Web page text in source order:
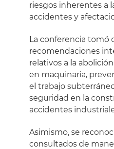
riesgos inherentes a
accidentes y
La conferencia tomó
recomendaciones
relativos a la
en maquinaria,
el trabajo
seguridad en la
accidentes
Asimismo, se
consultados de